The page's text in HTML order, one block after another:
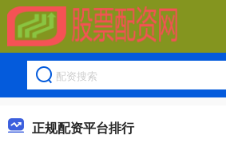
正规配资平台排行